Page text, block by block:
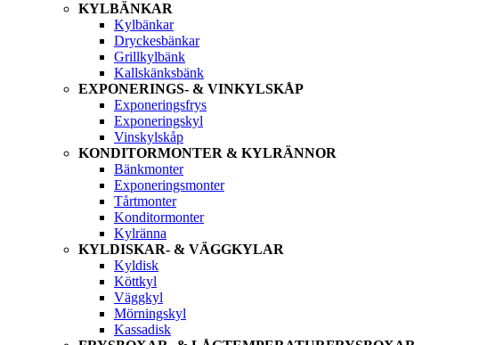
KYLBÄNKAR
Kylbänkar
Dryckesbänkar
Grillkylbänk
Kallskänksbänk
EXPONERINGS- & VINKYLSKÅP
Exponeringsfrys
Exponeringskyl
Vinskylskåp
KONDITORMONTER & KYLRÄNNOR
Bänkmonter
Exponeringsmonter
Tårtmonter
Konditormonter
Kylränna
KYLDISKAR- & VÄGGKYLAR
Kyldisk
Köttkyl
Väggkyl
Mörningskyl
Kassadisk